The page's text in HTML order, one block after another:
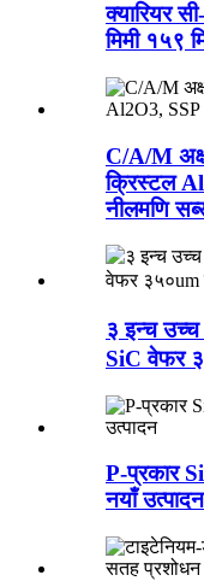
क्यारियर
मिमी १५९
C/A/M
क्रिस्टल
नीलमणि
३ इन्च उच्च
SiC वेफर
P-प्रकार
नयाँ उत्पादन